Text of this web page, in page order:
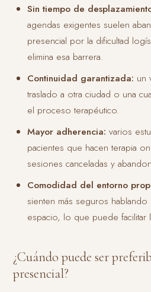
Sin tiempo de
agendas exigentes suelen
presencial por la dificultad
elimina esa barrera.
Continuidad garantizada: un
traslado a otra ciudad o una
el proceso terapéutico.
Mayor adherencia: varios
pacientes que hacen terapia
sesiones canceladas y
Comodidad del entorno
sienten más seguros
espacio, lo que puede facilitar
¿Cuándo puede ser
presencial?